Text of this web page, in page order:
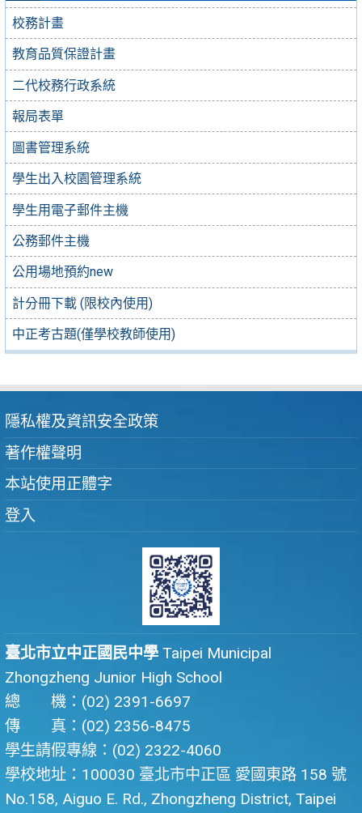
校務計畫
教育品質保證計畫
二代校務行政系統
報局表單
圖書管理系統
學生出入校園管理系統
學生用電子郵件主機
公務郵件主機
公用場地預約new
計分冊下載 (限校內使用)
中正考古題(僅學校教師使用)
隱私權及資訊安全政策
著作權聲明
本站使用正體字
登入
臺北市立中正國民中學 Taipei Municipal
Zhongzheng Junior High School
總 機：(02) 2391-6697
傳 真：(02) 2356-8475
學生請假專線：(02) 2322-4060
學校地址：100030 臺北市中正區 愛國東路 158 號
No.158, Aiguo E. Rd., Zhongzheng District, Taipei